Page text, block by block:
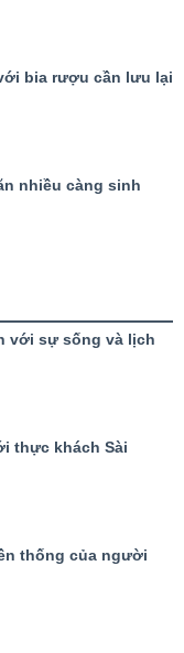
bia rượu cần lưu lại
nhiều càng sinh
với sự sống và lịch
thực khách Sài
thống của người